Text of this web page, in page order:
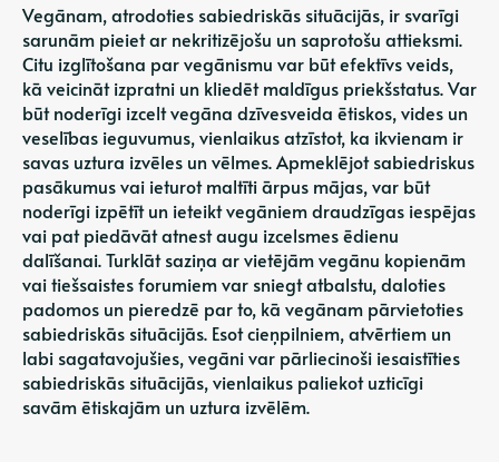
Vegānam, atrodoties sabiedriskās situācijās, ir svarīgi
sarunām pieiet ar nekritizējošu un saprotošu attieksmi.
Citu izglītošana par vegānismu var būt efektīvs veids,
kā veicināt izpratni un kliedēt maldīgus priekšstatus. Var
būt noderīgi izcelt vegāna dzīvesveida ētiskos, vides un
veselības ieguvumus, vienlaikus atzīstot, ka ikvienam ir
savas uztura izvēles un vēlmes. Apmeklējot sabiedriskus
pasākumus vai ieturot maltīti ārpus mājas, var būt
noderīgi izpētīt un ieteikt vegāniem draudzīgas iespējas
vai pat piedāvāt atnest augu izcelsmes ēdienu
dalīšanai. Turklāt saziņa ar vietējām vegānu kopienām
vai tiešsaistes forumiem var sniegt atbalstu, daloties
padomos un pieredzē par to, kā vegānam pārvietoties
sabiedriskās situācijās. Esot cieņpilniem, atvērtiem un
labi sagatavojušies, vegāni var pārliecinoši iesaistīties
sabiedriskās situācijās, vienlaikus paliekot uzticīgi
savām ētiskajām un uztura izvēlēm.